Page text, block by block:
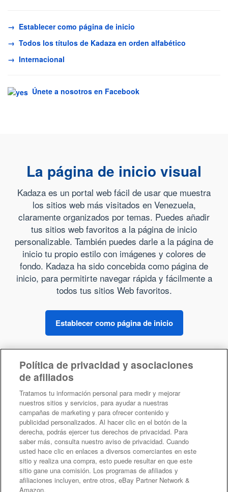
→ Establecer como página de inicio
→ Todos los títulos de Kadaza en orden alfabético
→ Internacional
Únete a nosotros en Facebook
La página de inicio visual
Kadaza es un portal web fácil de usar que muestra
los sitios web más visitados en Venezuela,
claramente organizados por temas. Puedes añadir
tus sitios web favoritos a la página de inicio
personalizable. También puedes darle a la página de
inicio tu propio estilo con imágenes y colores de
fondo. Kadaza ha sido concebida como página de
inicio, para permitirte navegar rápida y fácilmente a
todos tus sitios Web favoritos.
Establecer como página de inicio
Tus derechos de privacidad
©2026 Kadaza -Privacidad-Condiciones
Política de privacidad y asociaciones
de afiliados
Tratamos tu información personal para medir y mejorar
nuestros sitios y servicios, para ayudar a nuestras
campañas de marketing y para ofrecer contenido y
publicidad personalizados. Al hacer clic en el botón de la
derecha, podrás ejercer tus derechos de privacidad. Para
saber más, consulta nuestro aviso de privacidad. Cuando
usted hace clic en enlaces a diversos comerciantes en este
sitio y realiza una compra, esto puede resultar en que este
sitio gane una comisión. Los programas de afiliados y
afiliaciones incluyen, entre otros, eBay Partner Network &
Amazon.